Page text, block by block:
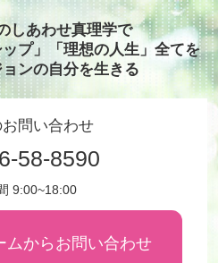
しあわせ真理学で
プ」「理想の人生」全てを
ンの自分を生きる
問い合わせ
58-8590
9:00~18:00
ムからお問い合わせ